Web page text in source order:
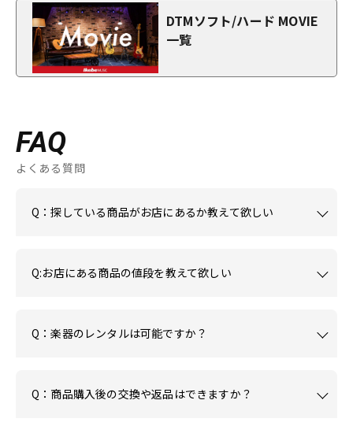
DTMソフト/ハード MOVIE
一覧
FAQ
よくある質問
Q：探している商品がお店にあるか教えて欲しい
Q:お店にある商品の値段を教えて欲しい
Q：楽器のレンタルは可能ですか？
Q：商品購入後の交換や返品はできますか？